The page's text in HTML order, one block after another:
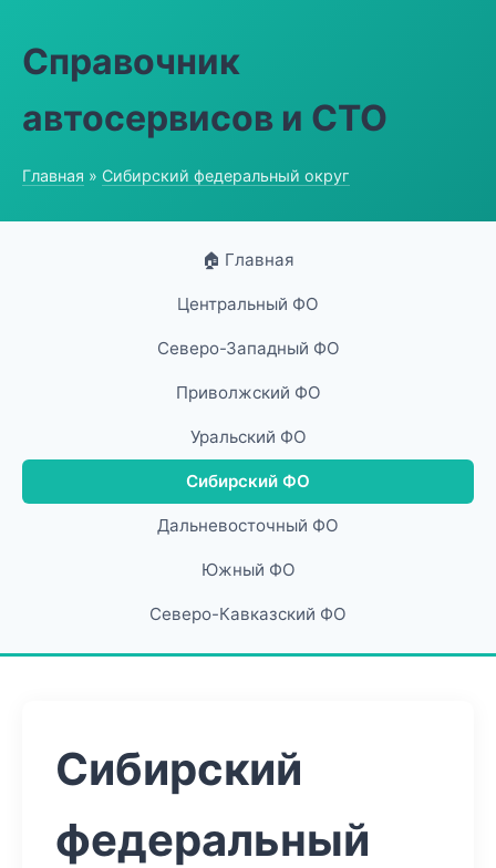
Справочник
автосервисов и СТО
Главная » Сибирский федеральный округ
🏠 Главная
Центральный ФО
Северо-Западный ФО
Приволжский ФО
Уральский ФО
Сибирский ФО
Дальневосточный ФО
Южный ФО
Северо-Кавказский ФО
Сибирский
федеральный